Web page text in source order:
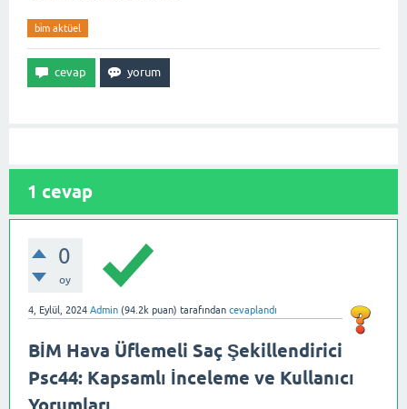
bi̇m aktüel
1 cevap
0
oy
4, Eylül, 2024 Admin (94.2k puan) tarafından cevaplandı
BİM Hava Üflemeli Saç Şekillendirici
Psc44: Kapsamlı İnceleme ve Kullanıcı